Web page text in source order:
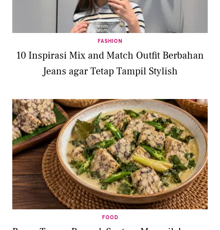
FASHION
10 Inspirasi Mix and Match Outfit Berbahan
Jeans agar Tetap Tampil Stylish
FOOD